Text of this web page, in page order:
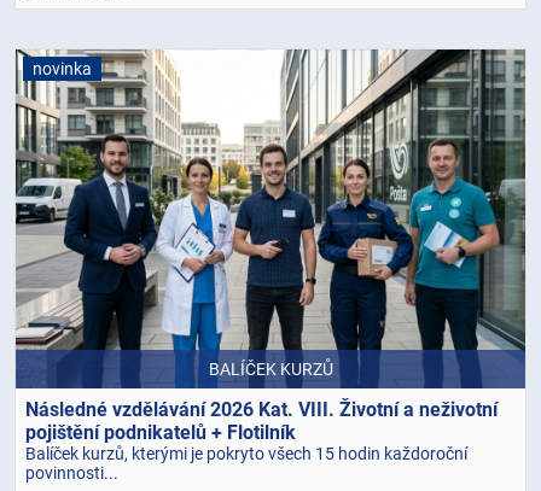
novinka
BALÍČEK KURZŮ
Následné vzdělávání 2026 Kat. VIII. Životní a neživotní
pojištění podnikatelů + Flotilník
Balíček kurzů, kterými je pokryto všech 15 hodin každoroční
povinnosti...